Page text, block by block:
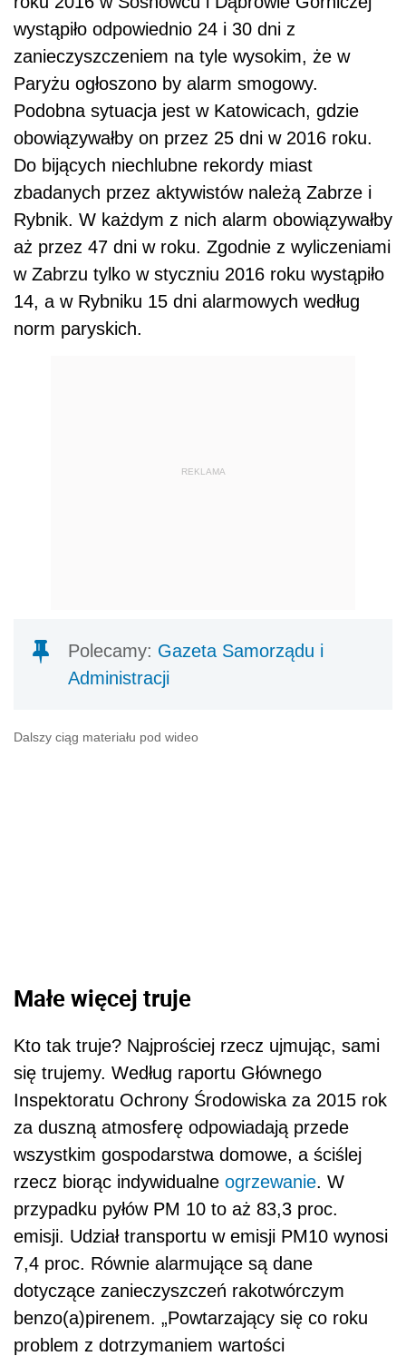
wystąpiło odpowiednio 24 i 30 dni z
zanieczyszczeniem na tyle wysokim, że w
Paryżu ogłoszono by alarm smogowy.
Podobna sytuacja jest w Katowicach, gdzie
obowiązywałby on przez 25 dni w 2016 roku.
Do bijących niechlubne rekordy miast
zbadanych przez aktywistów należą Zabrze i
Rybnik. W każdym z nich alarm obowiązywałby
aż przez 47 dni w roku. Zgodnie z wyliczeniami
w Zabrzu tylko w styczniu 2016 roku wystąpiło
14, a w Rybniku 15 dni alarmowych według
norm paryskich.
REKLAMA
Polecamy: Gazeta Samorządu i
Administracji
Dalszy ciąg materiału pod wideo
Małe więcej truje
Kto tak truje? Najprościej rzecz ujmując, sami
się trujemy. Według raportu Głównego
Inspektoratu Ochrony Środowiska za 2015 rok
za duszną atmosferę odpowiadają przede
wszystkim gospodarstwa domowe, a ściślej
rzecz biorąc indywidualne ogrzewanie. W
przypadku pyłów PM 10 to aż 83,3 proc.
emisji. Udział transportu w emisji PM10 wynosi
7,4 proc. Równie alarmujące są dane
dotyczące zanieczyszczeń rakotwórczym
benzo(a)pirenem. „Powtarzający się co roku
problem z dotrzymaniem wartości